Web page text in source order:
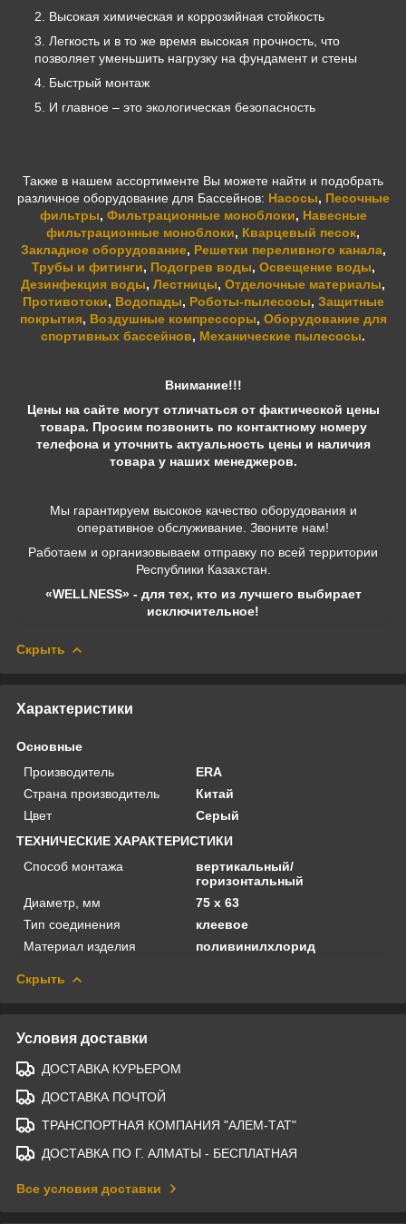
Высокая химическая и коррозийная стойкость
Легкость и в то же время высокая прочность, что
позволяет уменьшить нагрузку на фундамент и стены
Быстрый монтаж
И главное – это экологическая безопасность
Также в нашем ассортименте Вы можете найти и подобрать
различное оборудование для Бассейнов: Насосы, Песочные
фильтры, Фильтрационные моноблоки, Навесные
фильтрационные моноблоки, Кварцевый песок,
Закладное оборудование, Решетки переливного канала,
Трубы и фитинги, Подогрев воды, Освещение воды,
Дезинфекция воды, Лестницы, Отделочные материалы,
Противотоки, Водопады, Роботы-пылесосы, Защитные
покрытия, Воздушные компрессоры, Оборудование для
спортивных бассейнов, Механические пылесосы.
Внимание!!!
Цены на сайте могут отличаться от фактической цены
товара. Просим позвонить по контактному номеру
телефона и уточнить актуальность цены и наличия
товара у наших менеджеров.
Мы гарантируем высокое качество оборудования и
оперативное обслуживание. Звоните нам!
Работаем и организовываем отправку по всей территории
Республики Казахстан.
«WELLNESS» - для тех, кто из лучшего выбирает
исключительное!
Скрыть
Характеристики
Основные
Производитель
ERA
Страна производитель
Китай
Цвет
Серый
ТЕХНИЧЕСКИЕ ХАРАКТЕРИСТИКИ
Способ монтажа
вертикальный/
горизонтальный
Диаметр, мм
75 х 63
Тип соединения
клеевое
Материал изделия
поливинилхлорид
Скрыть
Условия доставки
ДОСТАВКА КУРЬЕРОМ
ДОСТАВКА ПОЧТОЙ
ТРАНСПОРТНАЯ КОМПАНИЯ "АЛЕМ-ТАТ"
ДОСТАВКА ПО Г. АЛМАТЫ - БЕСПЛАТНАЯ
Все условия доставки